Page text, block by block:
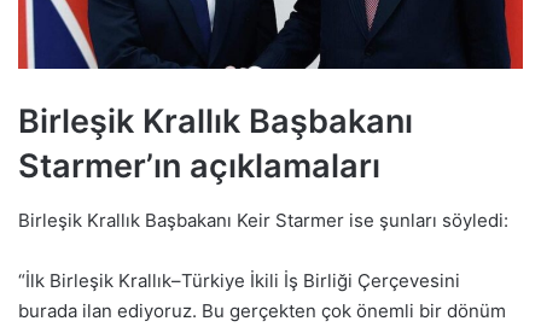
Birleşik Krallık Başbakanı
Starmer’ın açıklamaları
Birleşik Krallık Başbakanı Keir Starmer ise şunları söyledi:
“İlk Birleşik Krallık–Türkiye İkili İş Birliği Çerçevesini
burada ilan ediyoruz. Bu gerçekten çok önemli bir dönüm